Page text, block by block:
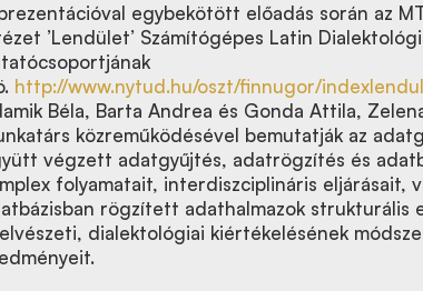
egybekötött előadás során az
’Lendület’ Számítógépes Latin
http://www.nytud.hu/oszt/finnugor/
Béla, Barta Andrea és Gonda Attila,
közreműködésével bemutatják az
végzett adatgyűjtés, adatrögzítés és
folyamatait, interdiszciplináris eljárásait,
rögzített adathalmazok strukturális
dialektológiai kiértékelésének